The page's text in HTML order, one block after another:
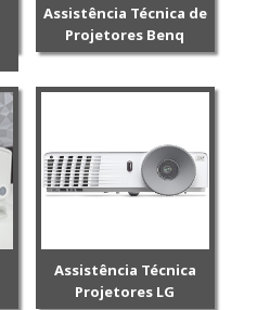
Assistência Técnica de
Projetores Benq
Assistência Técnica
Projetores LG